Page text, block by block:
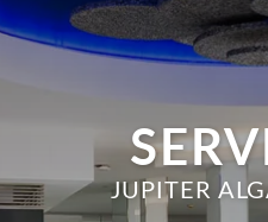
JUPITER